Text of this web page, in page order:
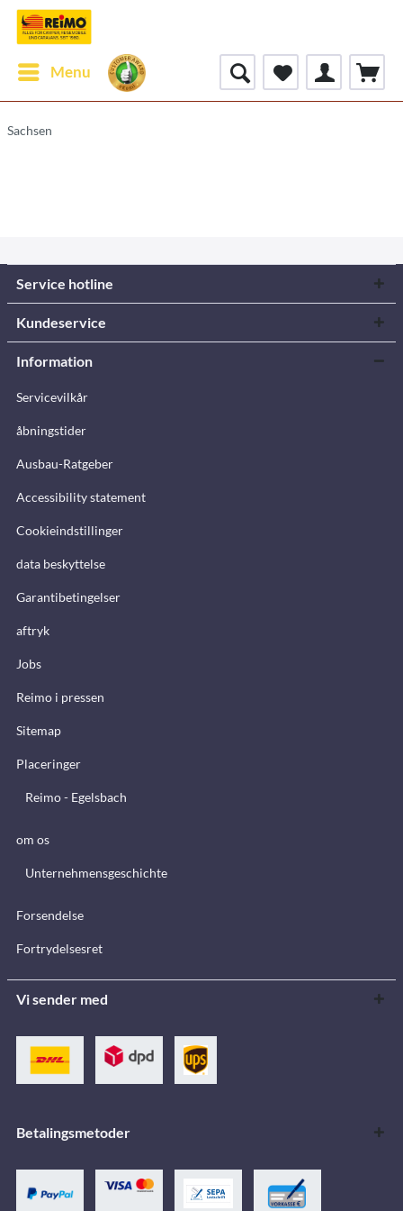
Menu
Sachsen
Service hotline
Kundeservice
Information
Servicevilkår
åbningstider
Ausbau-Ratgeber
Accessibility statement
Cookieindstillinger
data beskyttelse
Garantibetingelser
aftryk
Jobs
Reimo i pressen
Sitemap
Placeringer
Reimo - Egelsbach
om os
Unternehmensgeschichte
Forsendelse
Fortrydelsesret
Vi sender med
Betalingsmetoder